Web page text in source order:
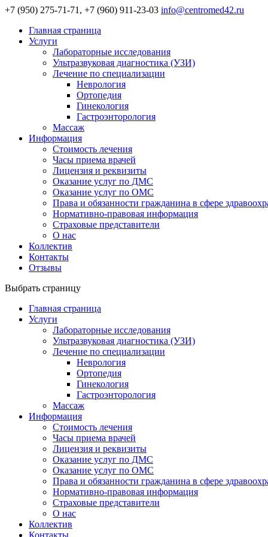
+7 (950) 275-71-71, +7 (960) 911-23-03 info@centromed42.ru
Главная страница
Услуги
Лабораторные исследования
Ультразвуковая диагностика (УЗИ)
Лечение по специализации
Неврология
Ортопедия
Гинекология
Гастроэнторология
Массаж
Информация
Стоимость лечения
Часы приема врачей
Лицензия и реквизиты
Оказание услуг по ДМС
Оказание услуг по ОМС
Права и обязанности гражданина в сфере
Нормативно-правовая информация
Страховые представители
О нас
Коллектив
Контакты
Отзывы
Выбрать страницу
Главная страница
Услуги
Лабораторные исследования
Ультразвуковая диагностика (УЗИ)
Лечение по специализации
Неврология
Ортопедия
Гинекология
Гастроэнторология
Массаж
Информация
Стоимость лечения
Часы приема врачей
Лицензия и реквизиты
Оказание услуг по ДМС
Оказание услуг по ОМС
Права и обязанности гражданина в сфере
Нормативно-правовая информация
Страховые представители
О нас
Коллектив
Контакты